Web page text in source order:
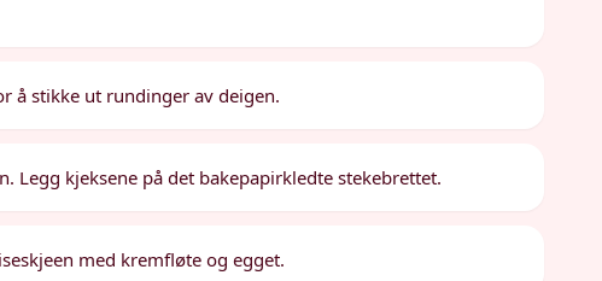
å stikke ut rundinger av deigen.
Legg kjeksene på det bakepapirkledte stekebrettet.
med kremfløte og egget.